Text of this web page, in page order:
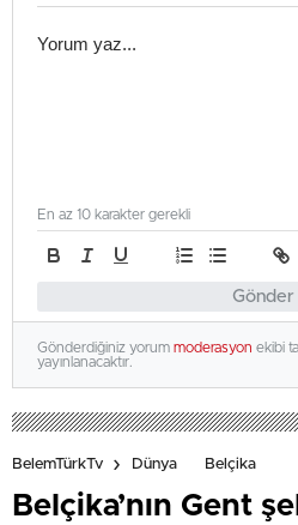
Gönder
En az 10 karakter gerekli
Gönderdiğiniz yorum moderasyon ekibi
yayınlanacaktır.
BelemTürkTv Dünya Belçika
Belçika’nın Gent